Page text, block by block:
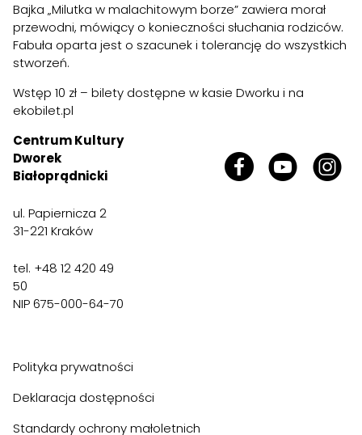
Bajka „Milutka w malachitowym borze” zawiera morał
przewodni, mówiący o konieczności słuchania rodziców.
Fabuła oparta jest o szacunek i tolerancję do wszystkich
stworzeń.
Wstęp 10 zł – bilety dostępne w kasie Dworku i na
ekobilet.pl
Centrum Kultury
Dworek
Białoprądnicki
ul. Papiernicza 2
31-221 Kraków
tel. +48 12 420 49
50
NIP 675-000-64-70
Polityka prywatności
Deklaracja dostępności
Standardy ochrony małoletnich